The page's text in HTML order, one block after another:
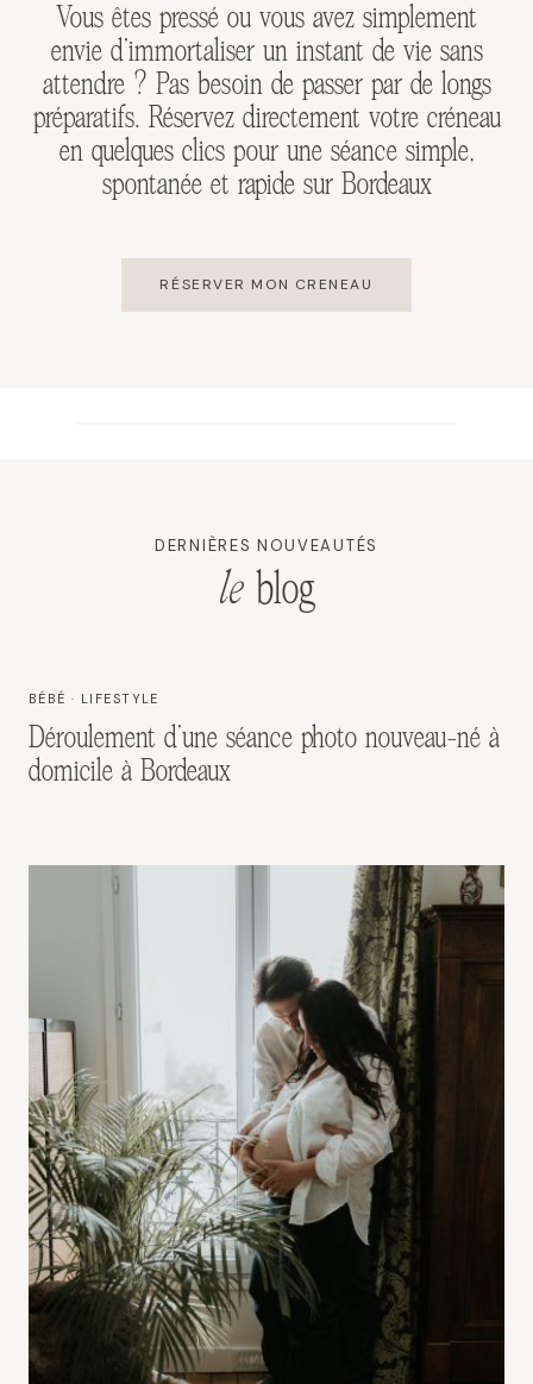
Vous êtes pressé ou vous avez simplement
envie d’immortaliser un instant de vie sans
attendre ? Pas besoin de passer par de longs
préparatifs. Réservez directement votre créneau
en quelques clics pour une séance simple,
spontanée et rapide sur Bordeaux
RÉSERVER MON CRENEAU
DERNIÈRES NOUVEAUTÉS
leblog
BÉBÉ · LIFESTYLE
Déroulement d’une séance photo nouveau-né à
domicile à Bordeaux